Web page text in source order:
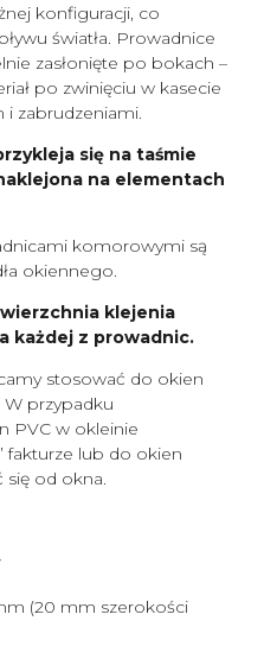
konfiguracji, co
światła. Prowadnice
zasłonięte po bokach –
po zwinięciu w kasecie
zabrudzeniami.
się na taśmie
na elementach
komorowymi są
okiennego.
klejenia
każdej z prowadnic.
stosować do okien
W przypadku
PVC w okleinie
fakturze lub do okien
się od okna.
(20 mm szerokości